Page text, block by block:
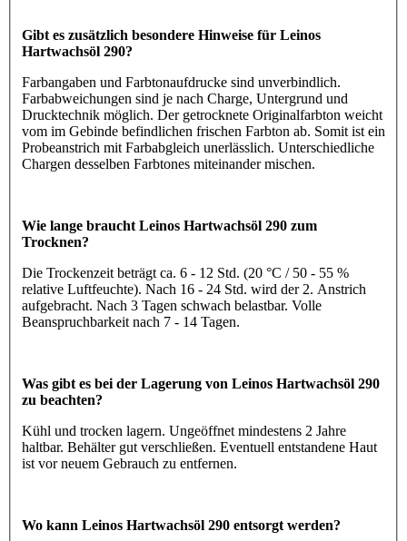
Gibt es zusätzlich besondere Hinweise für Leinos
Hartwachsöl 290?
Farbangaben und Farbtonaufdrucke sind unverbindlich.
Farbabweichungen sind je nach Charge, Untergrund und
Drucktechnik möglich. Der getrocknete Originalfarbton weicht
vom im Gebinde befindlichen frischen Farbton ab. Somit ist ein
Probeanstrich mit Farbabgleich unerlässlich. Unterschiedliche
Chargen desselben Farbtones miteinander mischen.
Wie lange braucht Leinos Hartwachsöl 290 zum
Trocknen?
Die Trockenzeit beträgt ca. 6 - 12 Std. (20 °C / 50 - 55 %
relative Luftfeuchte). Nach 16 - 24 Std. wird der 2. Anstrich
aufgebracht. Nach 3 Tagen schwach belastbar. Volle
Beanspruchbarkeit nach 7 - 14 Tagen.
Was gibt es bei der Lagerung von Leinos Hartwachsöl 290
zu beachten?
Kühl und trocken lagern. Ungeöffnet mindestens 2 Jahre
haltbar. Behälter gut verschließen. Eventuell entstandene Haut
ist vor neuem Gebrauch zu entfernen.
Wo kann Leinos Hartwachsöl 290 entsorgt werden?